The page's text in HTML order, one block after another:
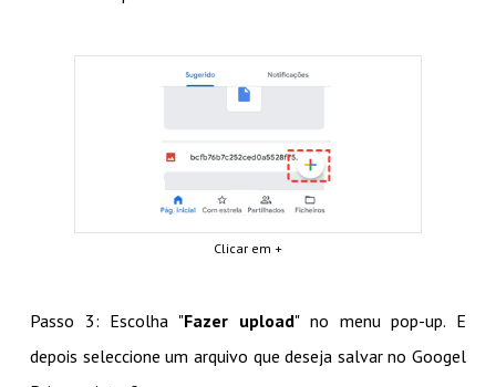
Clicar em +
Passo 3: Escolha "Fazer upload" no menu pop-up. E
depois seleccione um arquivo que deseja salvar no Googel